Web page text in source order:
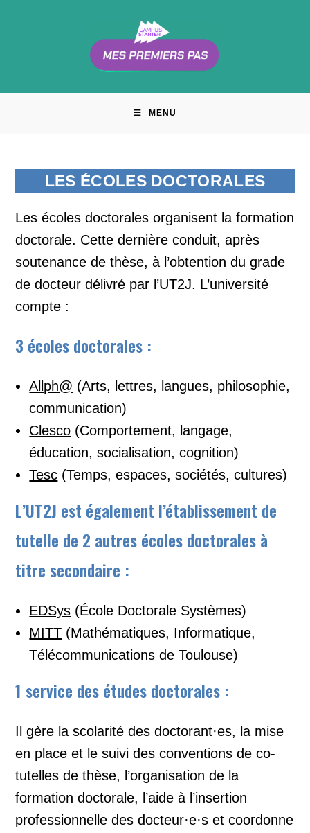
MENU
LES ÉCOLES DOCTORALES
Les écoles doctorales organisent la formation
doctorale. Cette dernière conduit, après
soutenance de thèse, à l’obtention du grade
de docteur délivré par l’UT2J. L’université
compte :
3 écoles doctorales :
Allph@ (Arts, lettres, langues, philosophie,
communication)
Clesco (Comportement, langage,
éducation, socialisation, cognition)
Tesc (Temps, espaces, sociétés, cultures)
L’UT2J est également l’établissement de
tutelle de 2 autres écoles doctorales à
titre secondaire :
EDSys (École Doctorale Systèmes)
MITT (Mathématiques, Informatique,
Télécommunications de Toulouse)
1 service des études doctorales :
Il gère la scolarité des doctorant·es, la mise
en place et le suivi des conventions de co-
tutelles de thèse, l’organisation de la
formation doctorale, l’aide à l’insertion
professionnelle des docteur·e·s et coordonne